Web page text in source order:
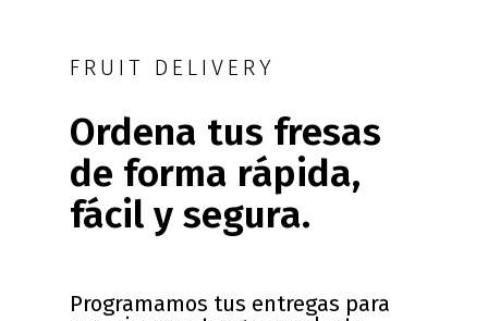
FRUIT DELIVERY
Ordena tus fresas
de forma rápida,
fácil y segura.
Programamos tus entregas para